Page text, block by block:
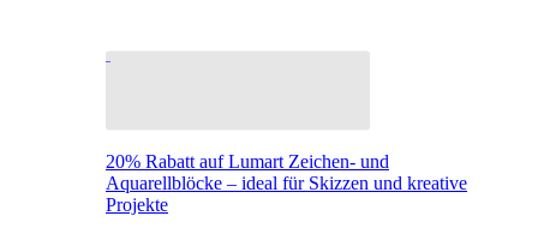
20% Rabatt auf Lumart Zeichen- und
Aquarellblöcke – ideal für Skizzen und kreative
Projekte